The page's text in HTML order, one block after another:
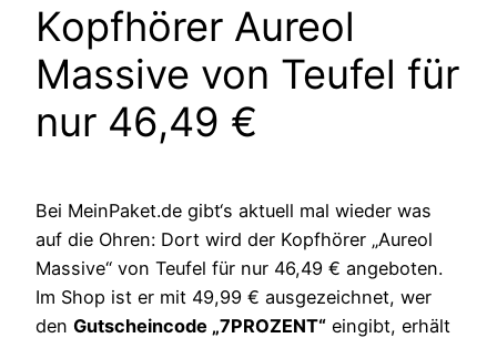
Kopfhörer Aureol
Massive von Teufel für
nur 46,49 €
Bei MeinPaket.de gibt‘s aktuell mal wieder was
auf die Ohren: Dort wird der Kopfhörer „Aureol
Massive“ von Teufel für nur 46,49 € angeboten.
Im Shop ist er mit 49,99 € ausgezeichnet, wer
den Gutscheincode „7PROZENT“ eingibt, erhält